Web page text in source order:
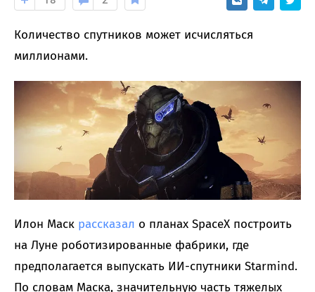
Количество спутников может исчисляться
миллионами.
Илон Маск рассказал о планах SpaceX построить
на Луне роботизированные фабрики, где
предполагается выпускать ИИ-спутники Starmind.
По словам Маска, значительную часть тяжелых